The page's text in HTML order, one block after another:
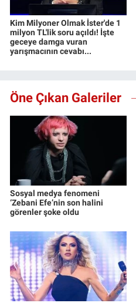
Kim Milyoner Olmak İster'de 1
milyon TL'lik soru açıldı! İşte
geceye damga vuran
yarışmacının cevabı...
Öne Çıkan Galeriler
Sosyal medya fenomeni
‘Zebani Efe’nin son halini
görenler şoke oldu